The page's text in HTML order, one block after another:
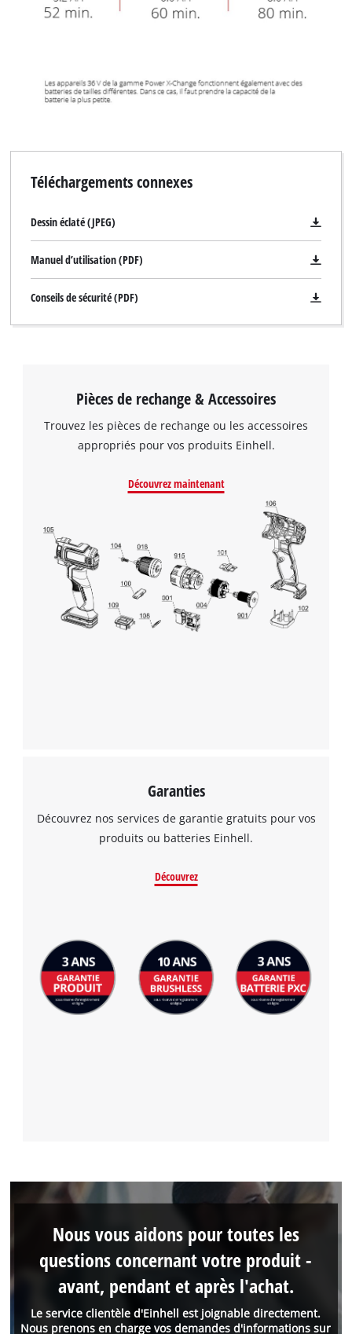
Téléchargements connexes
Dessin éclaté (JPEG)
Manuel d’utilisation (PDF)
Conseils de sécurité (PDF)
Pièces de rechange & Accessoires
Trouvez les pièces de rechange ou les accessoires
appropriés pour vos produits Einhell.
Découvrez maintenant
Garanties
Découvrez nos services de garantie gratuits pour vos
produits ou batteries Einhell.
Découvrez
Le service clientèle d'Einhell est joignable directement.
Nous prenons en charge vos demandes d'informations sur
Nous vous aidons pour toutes les
questions concernant votre produit -
avant, pendant et après l'achat.